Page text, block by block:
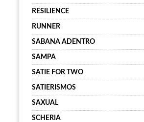
RESILIENCE
RUNNER
SABANA ADENTRO
SAMPA
SATIE FOR TWO
SATIERISMOS
SAXUAL
SCHERIA